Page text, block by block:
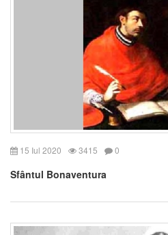
15 Iul 2020 3415 0
Sfântul Bonaventura